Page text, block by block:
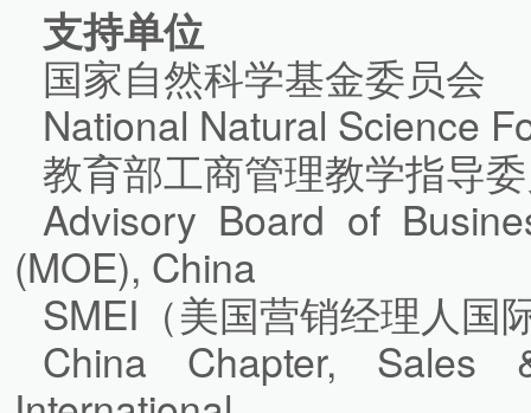
支持单位
国家自然科学基金委员会
National Natural Science
教育部工商管理教学指导
Advisory Board of
(MOE), China
SMEI（美国营销经理人国
China Chapter, Sales